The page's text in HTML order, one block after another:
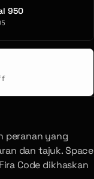
950
peranan yang
dan tajuk. Space
Code dikhaskan